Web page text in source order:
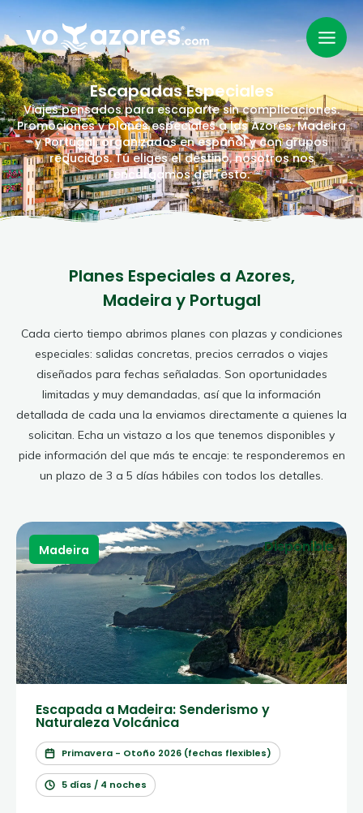
Escapadas Especiales
Viajes pensados para escaparte sin complicaciones.
Promociones y planes especiales a las Azores, Madeira
y Portugal, organizados en español y con grupos
reducidos. Tú eliges el destino, nosotros nos
encargamos del resto.
Planes Especiales a Azores,
Madeira y Portugal
Cada cierto tiempo abrimos planes con plazas y condiciones
especiales: salidas concretas, precios cerrados o viajes
diseñados para fechas señaladas. Son oportunidades
limitadas y muy demandadas, así que la información
detallada de cada una la enviamos directamente a quienes la
solicitan. Echa un vistazo a los que tenemos disponibles y
pide información del que más te encaje: te responderemos en
un plazo de 3 a 5 días hábiles con todos los detalles.
Madeira
Escapada a Madeira: Senderismo y
Naturaleza Volcánica
Primavera - Otoño 2026 (fechas flexibles)
5 días / 4 noches
Disponible